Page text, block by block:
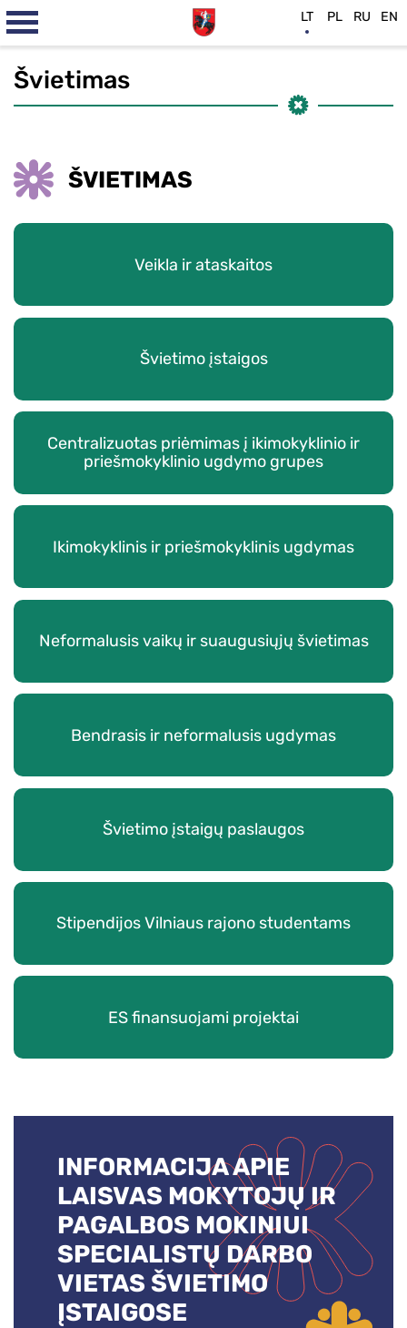
Švietimas
ŠVIETIMAS
Veikla ir ataskaitos
Švietimo įstaigos
Centralizuotas priėmimas į ikimokyklinio ir
priešmokyklinio ugdymo grupes
Ikimokyklinis ir priešmokyklinis ugdymas
Neformalusis vaikų ir suaugusiųjų švietimas
Bendrasis ir neformalusis ugdymas
Švietimo įstaigų paslaugos
Stipendijos Vilniaus rajono studentams
ES finansuojami projektai
INFORMACIJA APIE
LAISVAS MOKYTOJŲ IR
PAGALBOS MOKINIUI
SPECIALISTŲ DARBO
VIETAS ŠVIETIMO
ĮSTAIGOSE
LT PL RU EN